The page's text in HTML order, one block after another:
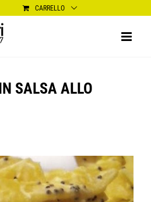
CARRELLO
SALSA ALLO